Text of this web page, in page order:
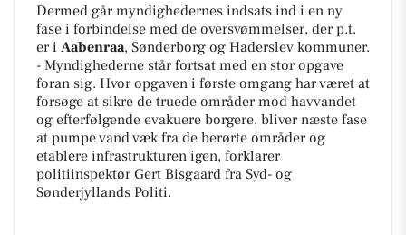
Dermed går myndighedernes indsats ind i en ny
fase i forbindelse med de oversvømmelser, der p.t.
er i Aabenraa, Sønderborg og Haderslev kommuner.
- Myndighederne står fortsat med en stor opgave
foran sig. Hvor opgaven i første omgang har været at
forsøge at sikre de truede områder mod havvandet
og efterfølgende evakuere borgere, bliver næste fase
at pumpe vand væk fra de berørte områder og
etablere infrastrukturen igen, forklarer
politiinspektør Gert Bisgaard fra Syd- og
Sønderjyllands Politi.